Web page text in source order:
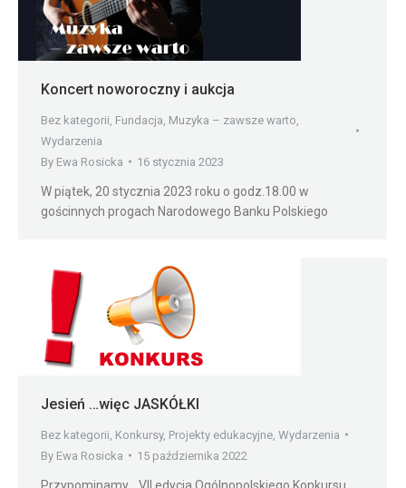
Koncert noworoczny i aukcja
Bez kategorii Fundacja Muzyka – zawsze warto
Wydarzenia
By Ewa Rosicka 16 stycznia 2023
W piątek, 20 stycznia 2023 roku o godz.18.00 w
gościnnych progach Narodowego Banku Polskiego
Jesień …więc JASKÓŁKI
Bez kategorii Konkursy, Projekty edukacyjne Wydarzenia
By Ewa Rosicka 15 października 2022